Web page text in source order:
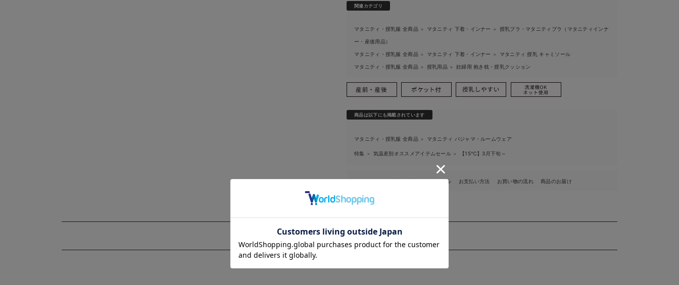
関連カテゴリ
マタニティ・授乳服 全商品 ＞ マタニティ 下着・インナー ＞ 授乳ブラ・マタニティブラ（マタニティインナ
ー・産後用品）
マタニティ・授乳服 全商品 ＞ マタニティ 下着・インナー ＞ マタニティ 授乳 キャミソール
マタニティ・授乳服 全商品 ＞ 授乳用品 ＞ 妊婦用 抱き枕・授乳クッション
商品は以下にも掲載されています
マタニティ・授乳服 全商品 ＞ マタニティ パジャマ・ルームウェア
特集 ＞ 気温差別オススメアイテムセール ＞ 【15℃】3月下旬～
返品・交換 キャンセル お支払い方法 お買い物の流れ 商品のお届け
このアイテムをシェアする >
お気に入り商品を確認する